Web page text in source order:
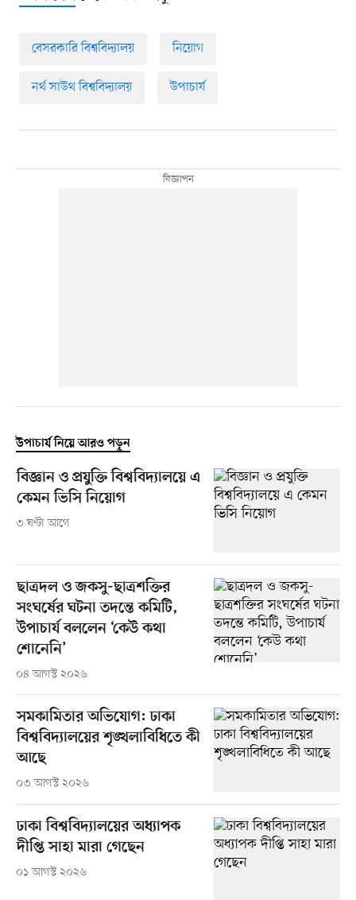
বেসরকারি বিশ্ববিদ্যালয় নিয়োগ
নর্থ সাউথ বিশ্ববিদ্যালয় উপাচার্য
উপাচার্য নিয়ে আরও পড়ুন
বিজ্ঞান ও প্রযুক্তি বিশ্ববিদ্যালয়ে এ
কেমন ভিসি নিয়োগ
৩ ঘণ্টা আগে
ছাত্রদল ও জকসু-ছাত্রশক্তির
সংঘর্ষের ঘটনা তদন্তে কমিটি,
উপাচার্য বললেন ‘কেউ কথা
শোনেনি’
০৪ আগস্ট ২০২৬
সমকামিতার অভিযোগ: ঢাকা
বিশ্ববিদ্যালয়ের শৃঙ্খলাবিধিতে কী
আছে
০৩ আগস্ট ২০২৬
ঢাকা বিশ্ববিদ্যালয়ের অধ্যাপক
দীপ্তি সাহা মারা গেছেন
০১ আগস্ট ২০২৬